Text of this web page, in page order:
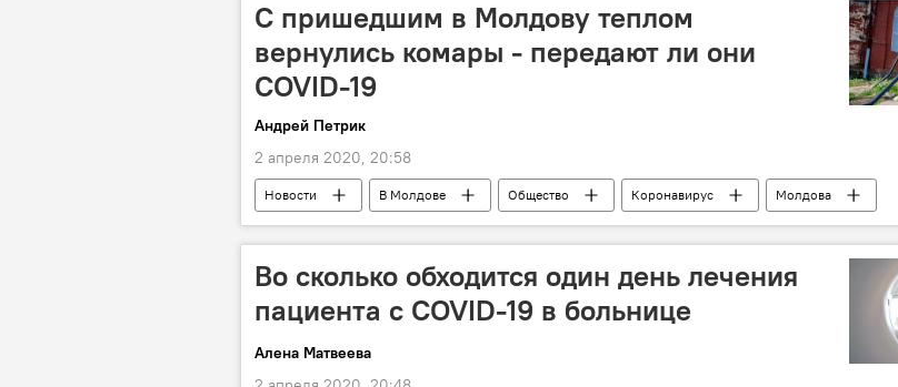
С пришедшим в Молдову теплом
вернулись комары - передают ли они
COVID-19
Андрей Петрик
2 апреля 2020, 20:58
Новости В Молдове Общество Коронавирус
Молдова
передача
комары Общество В мире
Во сколько обходится один день лечения
пациента с COVID-19 в больнице
Алена Матвеева